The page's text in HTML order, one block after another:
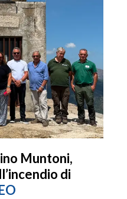
Muntoni,
di